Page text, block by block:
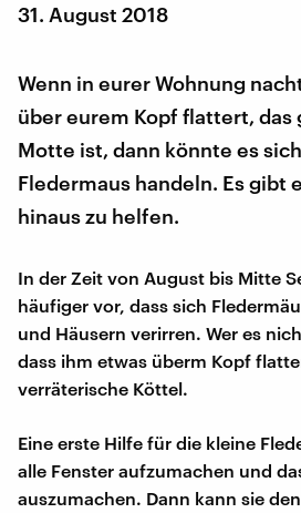
31. August 2018
Wenn in eurer Wohnung
über eurem Kopf flattert, das
Motte ist, dann könnte es
Fledermaus handeln. Es gibt
hinaus zu helfen.
In der Zeit von August bis Mitte
häufiger vor, dass sich
und Häusern verirren. Wer es
dass ihm etwas überm Kopf
verräterische Köttel.
Eine erste Hilfe für die kleine
alle Fenster aufzumachen und
auszumachen. Dann kann sie